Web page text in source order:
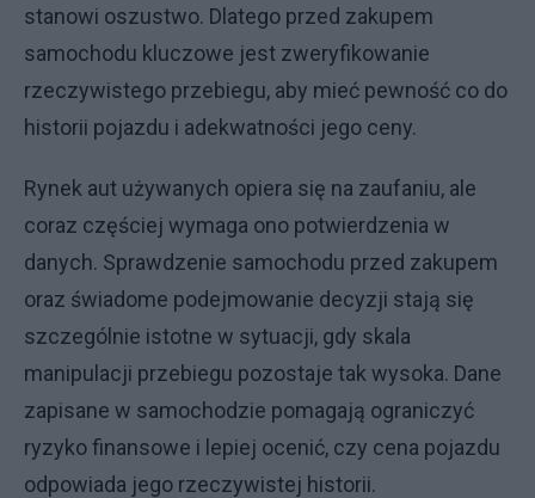
stanowi oszustwo. Dlatego przed zakupem
samochodu kluczowe jest zweryfikowanie
rzeczywistego przebiegu, aby mieć pewność co do
historii pojazdu i adekwatności jego ceny.
Rynek aut używanych opiera się na zaufaniu, ale
coraz częściej wymaga ono potwierdzenia w
danych. Sprawdzenie samochodu przed zakupem
oraz świadome podejmowanie decyzji stają się
szczególnie istotne w sytuacji, gdy skala
manipulacji przebiegu pozostaje tak wysoka. Dane
zapisane w samochodzie pomagają ograniczyć
ryzyko finansowe i lepiej ocenić, czy cena pojazdu
odpowiada jego rzeczywistej historii.